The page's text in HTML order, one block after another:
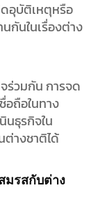
อุบัติเหตุหรือ
กันในเรื่องต่าง
ร่วมกัน การจด
อถือในทาง
นธุรกิจใน
ต่างชาติได้
มรสกับต่าง